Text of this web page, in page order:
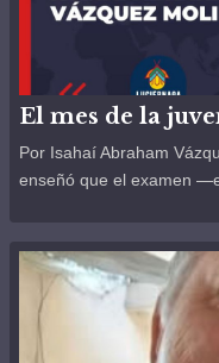
El mes de la
Por Isahaí Abraham
enseñó que el examen